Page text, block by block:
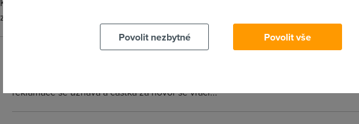
zprovozneno a v moje konto to mam taky aktivni.Ale nefunguje..Volal sem i na ty
zkusila bych reklamovat u nich...u čra to je tak, že pokud se volá na placenou a
reklamace se uznává a částka za hovor se vrací...
Povolit nezbytné
Povolit vše